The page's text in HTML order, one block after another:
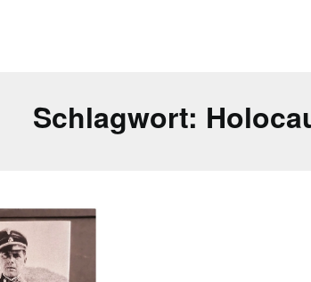
Schlagwort: